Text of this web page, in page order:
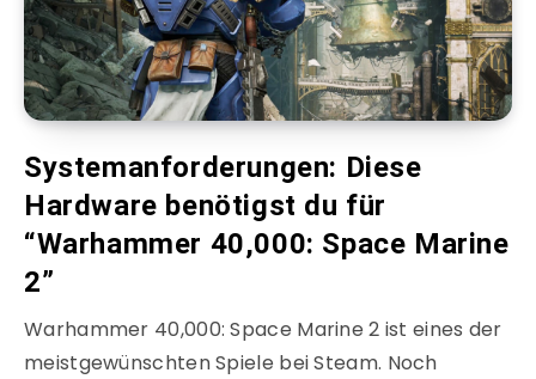
Systemanforderungen: Diese
Hardware benötigst du für
“Warhammer 40,000: Space Marine
2”
Warhammer 40,000: Space Marine 2 ist eines der
meistgewünschten Spiele bei Steam. Noch